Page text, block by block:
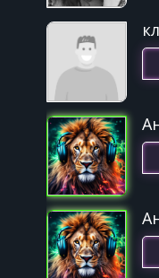
Из
Не покидай
Из
Как Мир